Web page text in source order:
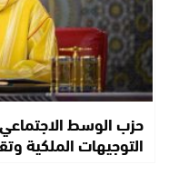
حزب الوسط
التوجيهات الملكية